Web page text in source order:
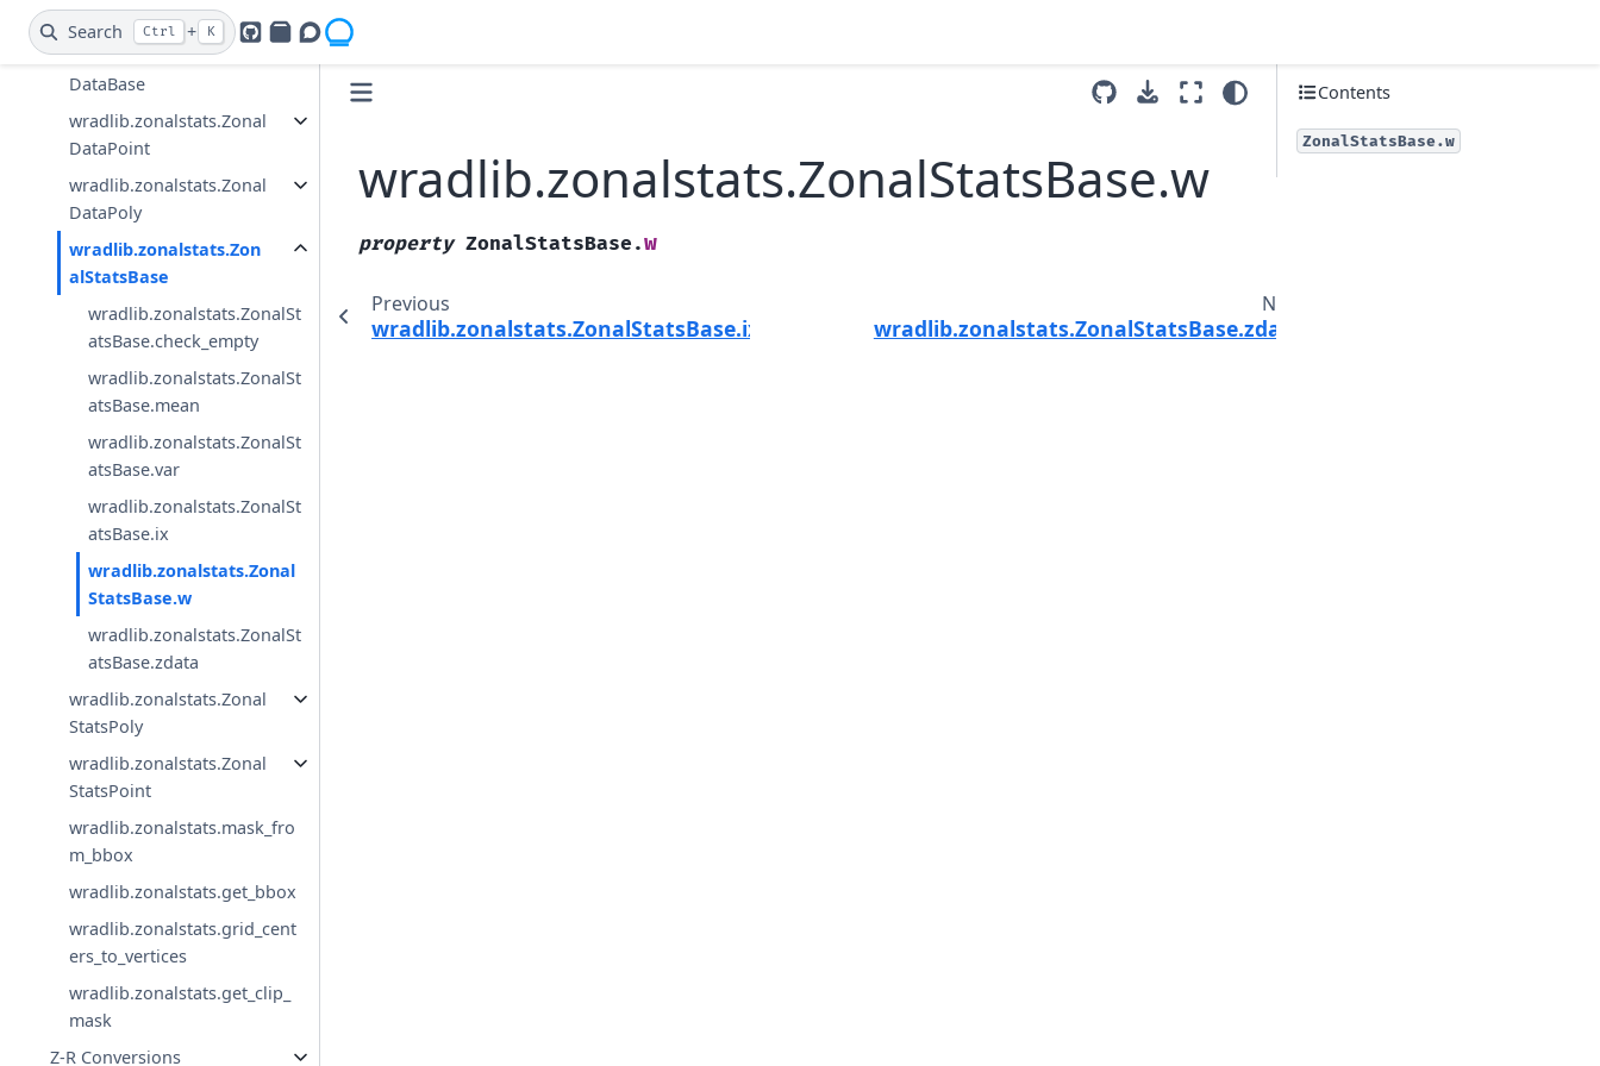
Search Ctrl + K
GitHub
PyPIOpenradar Discourse
Zonal Statistics
wradlib.zonalstats.Zonal
DataBase
wradlib.zonalstats.Zonal
DataPoint
wradlib.zonalstats.Zonal
DataPoly
wradlib.zonalstats.Zon
alStatsBase
wradlib.zonalstats.ZonalSt
atsBase.check_empty
wradlib.zonalstats.ZonalSt
atsBase.mean
wradlib.zonalstats.ZonalSt
atsBase.var
wradlib.zonalstats.ZonalSt
atsBase.ix
wradlib.zonalstats.Zonal
StatsBase.w
wradlib.zonalstats.ZonalSt
atsBase.zdata
wradlib.zonalstats.Zonal
StatsPoly
wradlib.zonalstats.Zonal
StatsPoint
wradlib.zonalstats.mask_fro
m_bbox
wradlib.zonalstats.get_bbox
wradlib.zonalstats.grid_cent
ers_to_vertices
wradlib.zonalstats.get_clip_
mask
Z-R Conversions
wradlib.zonalstats.ZonalStatsBase.w
property ZonalStatsBase.w
Previous
wradlib.zonalstats.ZonalStatsBase.ix
Next
wradlib.zonalstats.ZonalStatsBase.zdata
Contents
ZonalStatsBase.w